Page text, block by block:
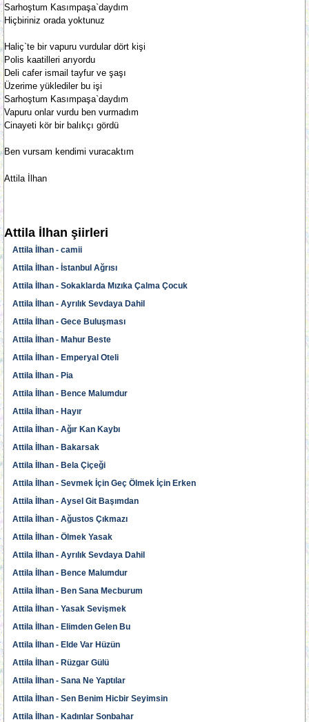
Sarhoştum Kasımpaşa`daydım
Hiçbiriniz orada yoktunuz
Haliç`te bir vapuru vurdular dört kişi
Polis kaatilleri arıyordu
Deli cafer ismail tayfur ve şaşı
Üzerime yüklediler bu işi
Sarhoştum Kasımpaşa`daydım
Vapuru onlar vurdu ben vurmadım
Cinayeti kör bir balıkçı gördü
Ben vursam kendimi vuracaktım
Attila İlhan
Attila İlhan şiirleri
Attila İlhan - camii
Attila İlhan - İstanbul Ağrısı
Attila İlhan - Sokaklarda Mızıka Çalma Çocuk
Attila İlhan - Ayrılık Sevdaya Dahil
Attila İlhan - Gece Buluşması
Attila İlhan - Mahur Beste
Attila İlhan - Emperyal Oteli
Attila İlhan - Pia
Attila İlhan - Bence Malumdur
Attila İlhan - Hayır
Attila İlhan - Ağır Kan Kaybı
Attila İlhan - Bakarsak
Attila İlhan - Bela Çiçeği
Attila İlhan - Sevmek İçin Geç Ölmek İçin Erken
Attila İlhan - Aysel Git Başımdan
Attila İlhan - Ağustos Çıkmazı
Attila İlhan - Ölmek Yasak
Attila İlhan - Ayrılık Sevdaya Dahil
Attila İlhan - Bence Malumdur
Attila İlhan - Ben Sana Mecburum
Attila İlhan - Yasak Sevişmek
Attila İlhan - Elimden Gelen Bu
Attila İlhan - Elde Var Hüzün
Attila İlhan - Rüzgar Gülü
Attila İlhan - Sana Ne Yaptılar
Attila İlhan - Sen Benim Hicbir Seyimsin
Attila İlhan - Kadınlar Sonbahar